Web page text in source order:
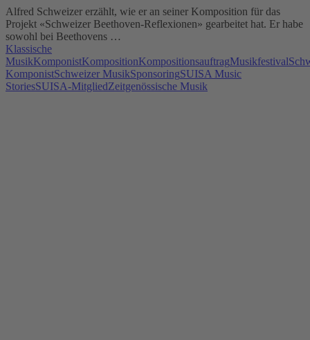
Alfred Schweizer erzählt, wie er an seiner Komposition für das
Projekt «Schweizer Beethoven-Reflexionen» gearbeitet hat. Er habe
sowohl bei Beethovens …
Klassische
MusikKomponistKompositionKompositionsauftragMusikfestival
KomponistSchweizer MusikSponsoringSUISA Music
StoriesSUISA-MitgliedZeitgenössische Musik